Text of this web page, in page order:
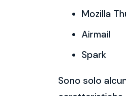
Mozilla
Airmail
Spark
Sono solo